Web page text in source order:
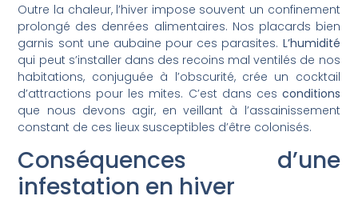
Outre la chaleur, l’hiver impose souvent un confinement
prolongé des denrées alimentaires. Nos placards bien
garnis sont une aubaine pour ces parasites. L’humidité
qui peut s’installer dans des recoins mal ventilés de nos
habitations, conjuguée à l’obscurité, crée un cocktail
d’attractions pour les mites. C’est dans ces conditions
que nous devons agir, en veillant à l’assainissement
constant de ces lieux susceptibles d’être colonisés.
Conséquences d’une
infestation en hiver